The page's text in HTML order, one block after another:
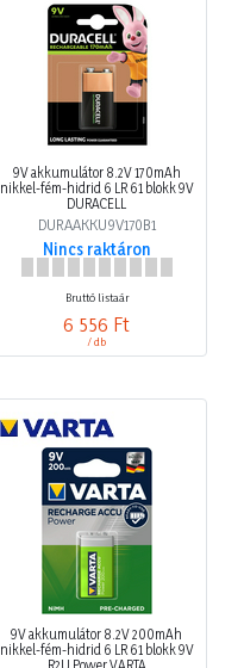
9V akkumulátor 8.2V 170mAh
nikkel-fém-hidrid 6 LR 61 blokk 9V
DURACELL
DURAAKKU9V170B1
Nincs raktáron
Bruttó listaár
6 556 Ft
/ db
9V akkumulátor 8.2V 200mAh
nikkel-fém-hidrid 6 LR 61 blokk 9V